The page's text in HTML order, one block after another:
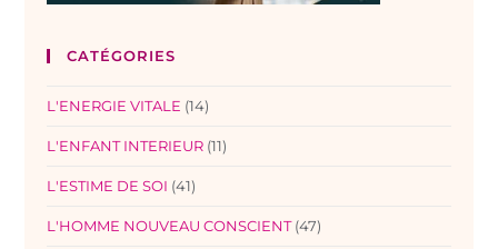
CATÉGORIES
L'ENERGIE VITALE (14)
L'ENFANT INTERIEUR (11)
L'ESTIME DE SOI (41)
L'HOMME NOUVEAU CONSCIENT (47)